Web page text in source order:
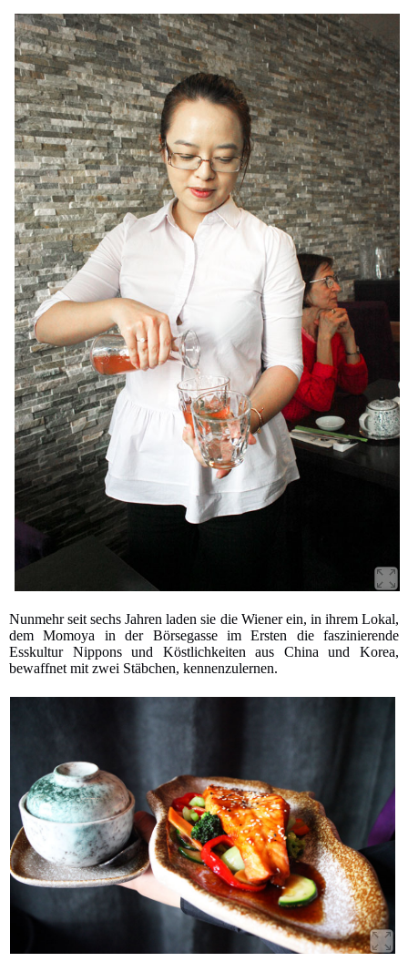
Nunmehr seit sechs Jahren laden sie die Wiener ein, in ihrem Lokal,
dem Momoya in der Börsegasse im Ersten die faszinierende
Esskultur Nippons und Köstlichkeiten aus China und Korea,
bewaffnet mit zwei Stäbchen, kennenzulernen.